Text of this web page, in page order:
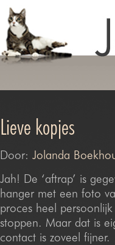
Lieve kopjes
Door: Jolanda
Jah! De ‘aftrap’ is
hanger met een foto
proces heel
stoppen. Maar dat is
contact is zoveel fijner.